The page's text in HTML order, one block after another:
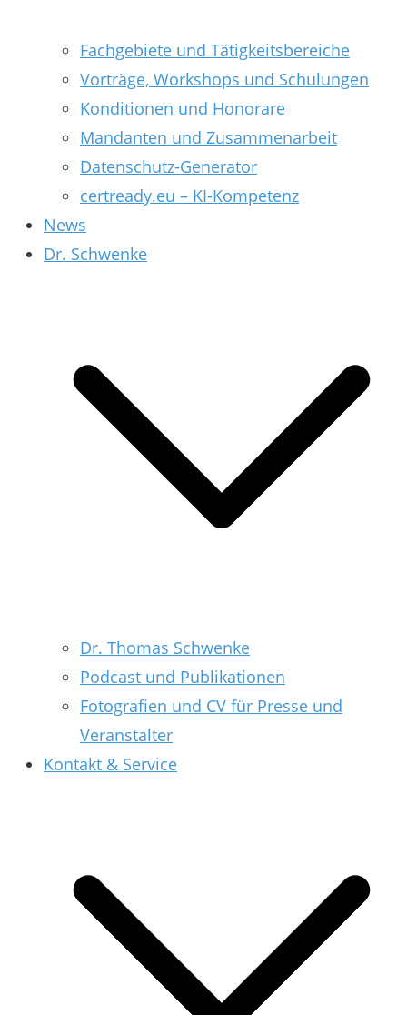
Fachgebiete und Tätigkeitsbereiche
Vorträge, Workshops und Schulungen
Konditionen und Honorare
Mandanten und Zusammenarbeit
Datenschutz-Generator
certready.eu – KI-Kompetenz
News
Dr. Schwenke
Dr. Thomas Schwenke
Podcast und Publikationen
Fotografien und CV für Presse und
Veranstalter
Kontakt & Service